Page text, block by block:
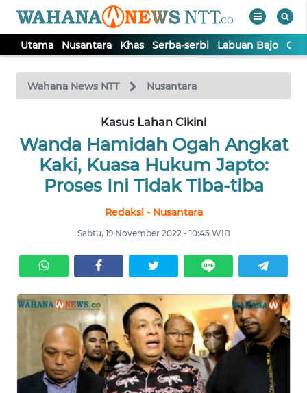
Utama Nusantara Khas Serba-serbi Labuan Bajo
Wahana News NTT Nusantara
Kasus Lahan Cikini
Wanda Hamidah Ogah Angkat
Kaki, Kuasa Hukum Japto:
Proses Ini Tidak Tiba-tiba
Redaksi - Nusantara
Sabtu, 19 November 2022 - 10:45 WIB
TV
Tutup
NUSANTARA
SERBI
LABUAN
BAJO
OPINI
Informasi